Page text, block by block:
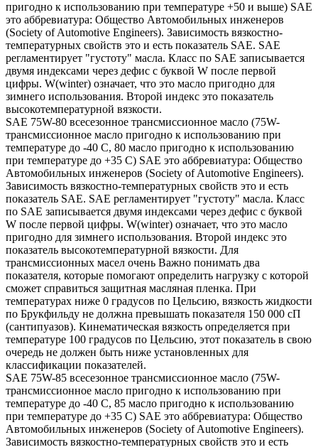
пригодно к использованию при температуре +50 и выше) SAE
это аббревиатура: Общество Автомобильных инженеров
(Society of Automotive Engineers). Зависимость вязкостно-
температурных свойств это и есть показатель SAE. SAE
регламентирует "густоту" масла. Класс по SAE записывается
двумя индексами через дефис с буквой W после первой
цифры. W(winter) означает, что это масло пригодно для
зимнего использования. Второй индекс это показатель
высокотемпературной вязкости.
SAE 75W-80 всесезонное трансмиссионное масло (75W-
трансмиссионное масло пригодно к использованию при
температуре до -40 С, 80 масло пригодно к использованию
при температуре до +35 С) SAE это аббревиатура: Общество
Автомобильных инженеров (Society of Automotive Engineers).
Зависимость вязкостно-температурных свойств это и есть
показатель SAE. SAE регламентирует "густоту" масла. Класс
по SAE записывается двумя индексами через дефис с буквой
W после первой цифры. W(winter) означает, что это масло
пригодно для зимнего использования. Второй индекс это
показатель высокотемпературной вязкости. Для
трансмиссионных масел очень Важно понимать два
показателя, которые помогают определить нагрузку с которой
сможет справиться защитная масляная пленка. При
температурах ниже 0 градусов по Цельсию, вязкость жидкости
по Брукфильду не должна превышать показателя 150 000 сП
(сантипуазов). Кинематическая вязкость определяется при
температуре 100 градусов по Цельсию, этот показатель в свою
очередь не должен быть ниже установленных для
классификации показателей.
SAE 75W-85 всесезонное трансмиссионное масло (75W-
трансмиссионное масло пригодно к использованию при
температуре до -40 С, 85 масло пригодно к использованию
при температуре до +35 С) SAE это аббревиатура: Общество
Автомобильных инженеров (Society of Automotive Engineers).
Зависимость вязкостно-температурных свойств это и есть